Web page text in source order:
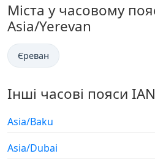
Міста у часовому
Asia/Yerevan
Єреван
Інші часові пояси
Asia/Baku
Asia/Dubai